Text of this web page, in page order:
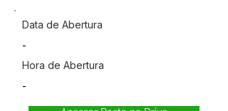
Data de Abertura
-
Hora de Abertura
-